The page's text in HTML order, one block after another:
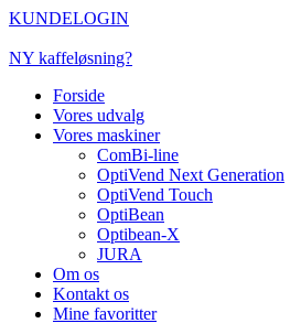
Videre
indhold
KUNDELOGIN
NY kaffeløsning?
Forside
Vores udvalg
Vores maskiner
ComBi-line
OptiVend Next Generation
OptiVend Touch
OptiBean
Optibean-X
JURA
Om os
Kontakt os
Mine favoritter